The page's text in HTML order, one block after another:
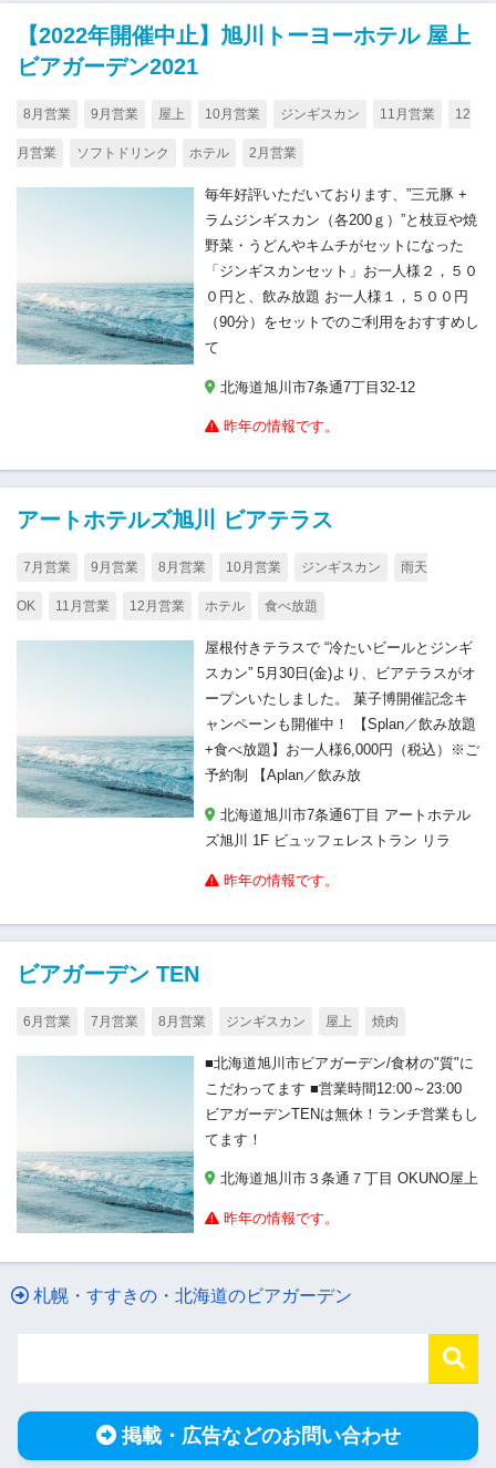
【2022年開催中止】旭川トーヨーホテル 屋上
ビアガーデン2021
8月営業 9月営業 屋上 10月営業 ジンギスカン 11月営業 12
月営業 ソフトドリンク ホテル 2月営業
毎年好評いただいております、”三元豚 +
ラムジンギスカン（各200ｇ）”と枝豆や焼
野菜・うどんやキムチがセットになった
「ジンギスカンセット」お一人様２，５０
０円と、飲み放題 お一人様１，５００円
（90分）をセットでのご利用をおすすめし
て
北海道旭川市7条通7丁目32-12
昨年の情報です。
アートホテルズ旭川 ビアテラス
7月営業 9月営業 8月営業 10月営業 ジンギスカン 雨天
OK 11月営業 12月営業 ホテル 食べ放題
屋根付きテラスで “冷たいビールとジンギ
スカン” 5月30日(金)より、ビアテラスがオ
ープンいたしました。 菓子博開催記念キ
ャンペーンも開催中！ 【Splan／飲み放題
+食べ放題】お一人様6,000円（税込）※ご
予約制 【Aplan／飲み放
北海道旭川市7条通6丁目 アートホテル
ズ旭川 1F ビュッフェレストラン リラ
昨年の情報です。
ビアガーデン TEN
6月営業 7月営業 8月営業 ジンギスカン 屋上 焼肉
■北海道旭川市ビアガーデン/食材の"質"に
こだわってます ■営業時間12:00～23:00
ビアガーデンTENは無休！ランチ営業もし
てます！
北海道旭川市３条通７丁目 OKUNO屋上
昨年の情報です。
札幌・すすきの・北海道のビアガーデン
掲載・広告などのお問い合わせ